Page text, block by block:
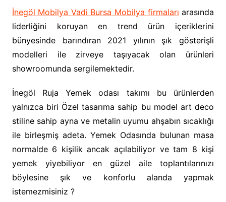
İnegöl Mobilya Vadi Bursa Mobilya firmaları arasında
liderliğini koruyan en trend ürün içeriklerini
bünyesinde barındıran 2021 yılının şık gösterişli
modelleri ile zirveye taşıyacak olan ürünleri
showroomunda sergilemektedir.
İnegöl Ruja Yemek odası takımı bu ürünlerden
yalnızca biri Özel tasarıma sahip bu model art deco
stiline sahip ayna ve metalin uyumu ahşabın sıcaklığı
ile birleşmiş adeta. Yemek Odasında bulunan masa
normalde 6 kişilik ancak açılabiliyor ve tam 8 kişi
yemek yiyebiliyor en güzel aile toplantılarınızı
böylesine şık ve konforlu alanda yapmak
istemezmisiniz ?